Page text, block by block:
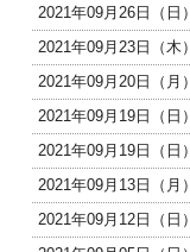
2021年09月26日（日）
2021年09月23日（木）
2021年09月20日（月）
2021年09月19日（日）
2021年09月19日（日）
2021年09月13日（月）
2021年09月12日（日）